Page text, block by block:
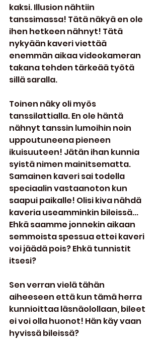
kaksi. Illusion nähtiin
tanssimassa! Tätä näkyä en ole
ihen hetkeen nähnyt! Tätä
nykyään kaveri viettää
enemmän aikaa videokameran
takana tehden tärkeää työtä
sillä saralla.
Toinen näky oli myös
tanssilattialla. En ole häntä
nähnyt tanssin lumoihin noin
uppoutuneena pieneen
ikuisuuteen! Jätän ihan kunnia
syistä nimen mainitsematta.
Samainen kaveri sai todella
speciaalin vastaanoton kun
saapui paikalle! Olisi kiva nähdä
kaveria useamminkin bileissä...
Ehkä saamme jonnekin aikaan
semmoista spessua ettei kaveri
voi jäädä pois? Ehkä tunnistit
itsesi?
Sen verran vielä tähän
aiheeseen että kun tämä herra
kunnioittaa läsnäolollaan, bileet
ei voi olla huonot! Hän käy vaan
hyvissä bileissä?